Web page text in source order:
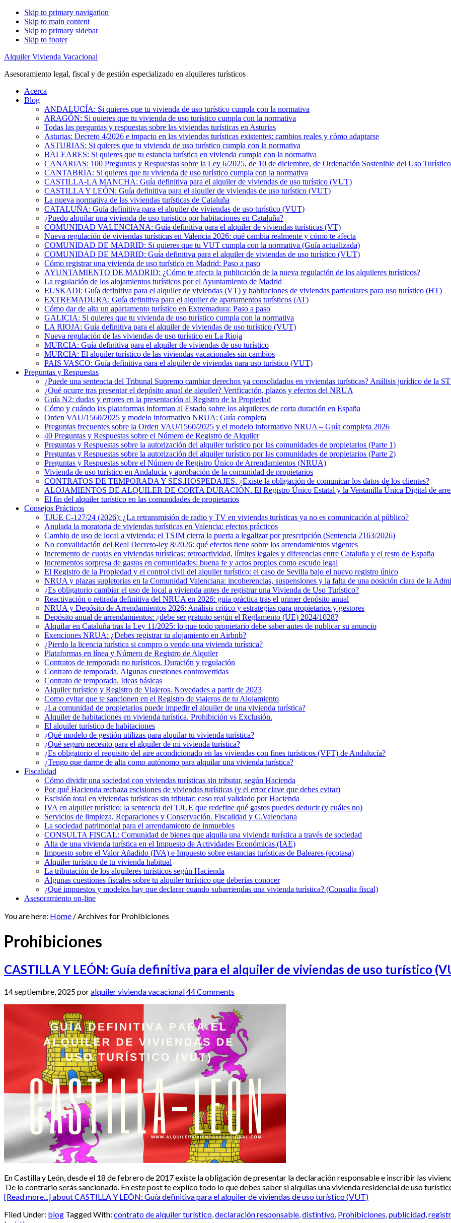
Skip to primary navigation
Skip to main content
Skip to primary sidebar
Skip to footer
Alquiler Vivienda Vacacional
Asesoramiento legal, fiscal y de gestión especializado en alquileres turísticos
Acerca
Blog
ANDALUCÍA: Si quieres que tu vivienda de uso turístico cumpla con la normativa
ARAGÓN: Si quieres que tu vivienda de uso turístico cumpla con la normativa
Todas las preguntas y respuestas sobre las viviendas turísticas en Asturias
Asturias: Decreto 4/2026 e impacto en las viviendas turísticas existentes: cambios reales y cómo adaptarse
ASTURIAS: Si quieres que tu vivienda de uso turístico cumpla con la normativa
BALEARES: Si quieres que tu estancia turística en vivienda cumpla con la normativa
CANARIAS: 100 Preguntas y Respuestas sobre la Ley 6/2025, de 10 de diciembre, de Ordenación Sostenible del Uso
CANTABRIA: Si quieres que tu vivienda de uso turístico cumpla con la normativa
CASTILLA-LA MANCHA: Guía definitiva para el alquiler de viviendas de uso turístico (VUT)
CASTILLA Y LEÓN: Guía definitiva para el alquiler de viviendas de uso turístico (VUT)
La nueva normativa de las viviendas turísticas de Cataluña
CATALUÑA: Guía definitiva para el alquiler de viviendas de uso turístico (VUT)
¿Puedo alquilar una vivienda de uso turístico por habitaciones en Cataluña?
COMUNIDAD VALENCIANA: Guía definitiva para el alquiler de viviendas turísticas (VT)
Nueva regulación de viviendas turísticas en Valencia 2026: qué cambia realmente y cómo te afecta
COMUNIDAD DE MADRID: Si quieres que tu VUT cumpla con la normativa (Guía actualizada)
COMUNIDAD DE MADRID: Guía definitiva para el alquiler de viviendas de uso turístico (VUT)
Cómo registrar una vivienda de uso turístico en Madrid: Paso a paso
AYUNTAMIENTO DE MADRID: ¿Cómo te afecta la publicación de la nueva regulación de los alquileres turísticos?
La regulación de los alojamientos turísticos por el Ayuntamiento de Madrid
EUSKADI: Guía definitiva para el alquiler de viviendas (VT) y habitaciones de viviendas particulares para uso turístico (HT)
EXTREMADURA: Guía definitiva para el alquiler de apartamentos turísticos (AT)
Cómo dar de alta un apartamento turístico en Extremadura: Paso a paso
GALICIA: Si quieres que tu vivienda de uso turístico cumpla con la normativa
LA RIOJA: Guía definitiva para el alquiler de viviendas de uso turístico (VUT)
Nueva regulación de las viviendas de uso turístico en La Rioja
MURCIA: Guía definitiva para el alquiler de viviendas de uso turístico
MURCIA: El alquiler turístico de las viviendas vacacionales sin cambios
PAIS VASCO: Guía definitiva para el alquiler de viviendas para uso turístico (VUT)
Preguntas y Respuestas
¿Puede una sentencia del Tribunal Supremo cambiar derechos ya consolidados en viviendas turísticas? Análisis jurídico de la
¿Qué ocurre tras presentar el depósito anual de alquiler? Verificación, plazos y efectos del NRUA
Guía N2: dudas y errores en la presentación al Registro de la Propiedad
Cómo y cuándo las plataformas informan al Estado sobre los alquileres de corta duración en España
Orden VAU/1560/2025 y modelo informativo NRUA: Guía completa
Preguntas frecuentes sobre la Orden VAU/1560/2025 y el modelo informativo NRUA – Guía completa 2026
40 Preguntas y Respuestas sobre el Número de Registro de Alquiler
Preguntas y Respuestas sobre la autorización del alquiler turístico por las comunidades de propietarios (Parte 1)
Preguntas y Respuestas sobre la autorización del alquiler turístico por las comunidades de propietarios (Parte 2)
Preguntas y Respuestas sobre el Número de Registro Único de Arrendamientos (NRUA)
Vivienda de uso turístico en Andalucía y aprobación de la comunidad de propietarios
CONTRATOS DE TEMPORADA Y SES.HOSPEDAJES. ¿Existe la obligación de comunicar los datos de los clientes?
ALOJAMIENTOS DE ALQUILER DE CORTA DURACIÓN. El Registro Único Estatal y la Ventanilla Única Digital de
El fin del alquiler turístico en las comunidades de propietarios
Consejos Prácticos
TJUE C-127/24 (2026): ¿La retransmisión de radio y TV en viviendas turísticas ya no es comunicación al público?
Anulada la moratoria de viviendas turísticas en Valencia: efectos prácticos
Cambio de uso de local a vivienda: el TSJM cierra la puerta a legalizar por prescripción (Sentencia 2163/2026)
No convalidación del Real Decreto-ley 8/2026: qué efectos tiene sobre los arrendamientos vigentes
Incremento de cuotas en viviendas turísticas: retroactividad, límites legales y diferencias entre Cataluña y el resto de España
Incrementos sorpresa de gastos en comunidades: buena fe y actos propios como escudo legal
El Registro de la Propiedad y el control civil del alquiler turístico: el caso de Sevilla bajo el nuevo registro único
NRUA y plazas supletorias en la Comunidad Valenciana: incoherencias, suspensiones y la falta de una posición clara de la
¿Es obligatorio cambiar el uso de local a vivienda antes de registrar una Vivienda de Uso Turístico?
Reactivación o retirada definitiva del NRUA en 2026: guía práctica tras el primer depósito anual
NRUA y Depósito de Arrendamientos 2026: Análisis crítico y estrategias para propietarios y gestores
Depósito anual de arrendamientos: ¿debe ser gratuito según el Reglamento (UE) 2024/1028?
Alquilar en Cataluña tras la Ley 11/2025: lo que todo propietario debe saber antes de publicar su anuncio
Exenciones NRUA: ¿Debes registrar tu alojamiento en Airbnb?
¿Pierdo la licencia turística si compro o vendo una vivienda turística?
Plataformas en línea y Número de Registro de Alquiler
Contratos de temporada no turísticos. Duración y regulación
Contrato de temporada. Algunas cuestiones controvertidas
Contrato de temporada. Ideas básicas
Alquiler turístico y Registro de Viajeros. Novedades a partir de 2023
Como evitar que te sancionen en el Registro de viajeros de tu Alojamiento
¿La comunidad de propietarios puede impedir el alquiler de una vivienda turística?
Alquiler de habitaciones en vivienda turística. Prohibición vs Exclusión.
El alquiler turístico de habitaciones
¿Qué modelo de gestión utilizas para alquilar tu vivienda turística?
¿Qué seguro necesito para el alquiler de mi vivienda turística?
¿Es obligatorio el requisito del aire acondicionado en las viviendas con fines turísticos (VFT) de Andalucía?
¿Tengo que darme de alta como autónomo para alquilar una vivienda turística?
Fiscalidad
Cómo dividir una sociedad con viviendas turísticas sin tributar, según Hacienda
Por qué Hacienda rechaza escisiones de viviendas turísticas (y el error clave que debes evitar)
Escisión total en viviendas turísticas sin tributar: caso real validado por Hacienda
IVA en alquiler turístico: la sentencia del TJUE que redefine qué gastos puedes deducir (y cuáles no)
Servicios de limpieza, Reparaciones y Conservación. Fiscalidad y C.Valenciana
La sociedad patrimonial para el arrendamiento de inmuebles
CONSULTA FISCAL: Comunidad de bienes que alquila una vivienda turística a través de sociedad
Alta de una vivienda turística en el Impuesto de Actividades Económicas (IAE)
Impuesto sobre el Valor Añadido (IVA) e Impuesto sobre estancias turísticas de Baleares (ecotasa)
Alquiler turístico de tu vivienda habitual
La tributación de los alquileres turísticos según Hacienda
Algunas cuestiones fiscales sobre tu alquiler turístico que deberías conocer
¿Qué impuestos y modelos hay que declarar cuando subarriendas una vivienda turística? (Consulta fiscal)
Asesoramiento on-line
You are here: Home /Archives for Prohibiciones
Prohibiciones
CASTILLA Y LEÓN: Guía definitiva para el alquiler de viviendas de uso turístico
14 septiembre, 2025poralquiler vivienda vacacional44 Comments
En Castilla y León, desde el 18 de febrero de 2017 existe la obligación de presentar la declaración responsable e inscribir las
De lo contrario serás sancionado. En este post te explico todo lo que debes saber si alquilas una vivienda residencial de uso
[Read more...]about CASTILLA Y LEÓN: Guía definitiva para el alquiler de viviendas de uso turístico (VUT)
Filed Under: blog Tagged With: contrato de alquiler turístico declaración responsable distintivo Prohibiciones publicidad